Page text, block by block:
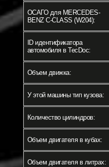
ОСАГО для MERCEDES-
BENZ C-CLASS (W204):
ID идентификатора
автомобиля в TecDoc:
Объем движка:
У этой машины тип кузова:
Количество цилиндров:
Объем двигателя в кубах:
Объем двигателя в литрах: